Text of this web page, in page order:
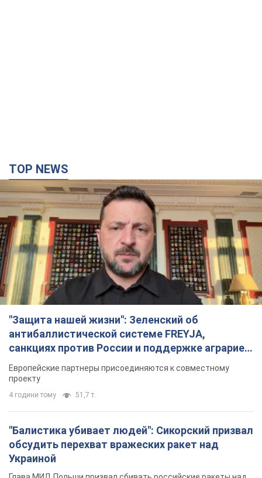
TOP NEWS
"Защита нашей жизни": Зеленский об
антибаллистической системе FREYJA,
санкциях против России и поддержке аграриев.
Видео
Европейские партнеры присоединяются к совместному
проекту
4 години тому 51,7 т.
"Балистика убивает людей": Сикорский призвал
обсудить перехват вражеских ракет над
Украиной